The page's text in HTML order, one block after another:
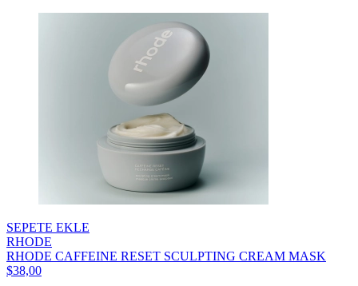
SEPETE EKLE
RHODE
RHODE CAFFEINE RESET SCULPTING CREAM MASK
$38,00